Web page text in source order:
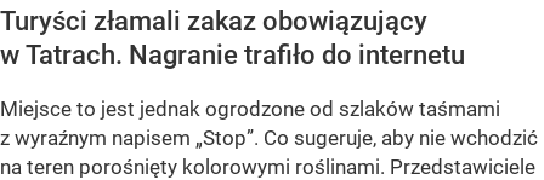
Turyści złamali zakaz obowiązujący
w Tatrach. Nagranie trafiło do internetu
Miejsce to jest jednak ogrodzone od szlaków taśmami
z wyraźnym napisem „Stop”. Co sugeruje, aby nie wchodzić
na teren porośnięty kolorowymi roślinami. Przedstawiciele